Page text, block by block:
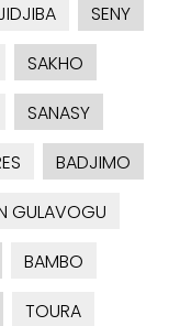
SENY
SAKHO
SANASY
BADJIMO
GULAVOGU
BAMBO
TOURA